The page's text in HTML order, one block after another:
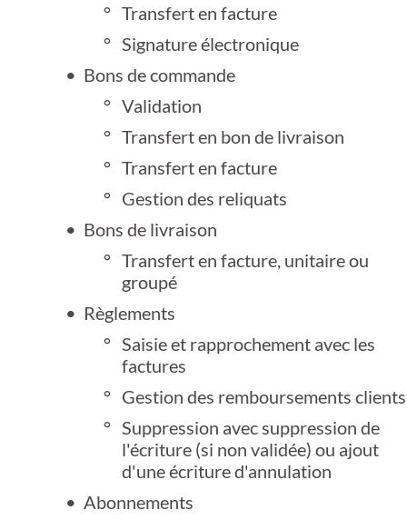
Transfert en facture
Signature électronique
Bons de commande
Validation
Transfert en bon de livraison
Transfert en facture
Gestion des reliquats
Bons de livraison
Transfert en facture, unitaire ou
groupé
Règlements
Saisie et rapprochement avec les
factures
Gestion des remboursements clients
Suppression avec suppression de
l'écriture (si non validée) ou ajout
d'une écriture d'annulation
Abonnements